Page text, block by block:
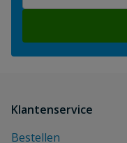
Klantenservice
Bestellen